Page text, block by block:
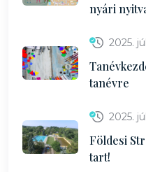
nyári
2025.
tanévre
2025.
Földesi
tart!